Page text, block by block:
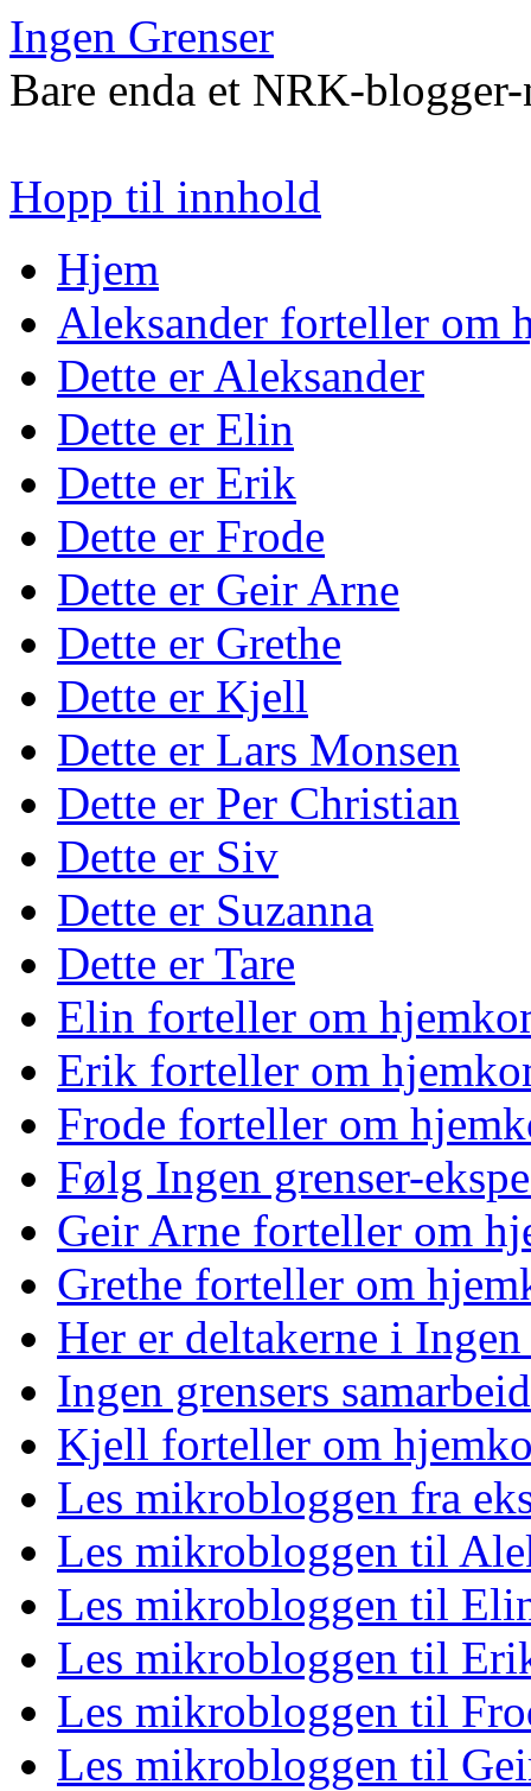
Ingen Grenser
Bare enda et NRK-blogger-
Hopp til innhold
Hjem
Aleksander forteller om
Dette er Aleksander
Dette er Elin
Dette er Erik
Dette er Frode
Dette er Geir Arne
Dette er Grethe
Dette er Kjell
Dette er Lars Monsen
Dette er Per Christian
Dette er Siv
Dette er Suzanna
Dette er Tare
Elin forteller om
Erik forteller om
Frode forteller om
Følg Ingen grenser-
Geir Arne forteller om
Grethe forteller om
Her er deltakerne i
Ingen grensers
Kjell forteller om
Les mikrobloggen fra
Les mikrobloggen til
Les mikrobloggen til
Les mikrobloggen til
Les mikrobloggen til
Les mikrobloggen til